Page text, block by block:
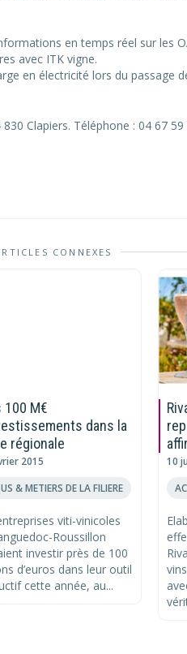
en temps réel sur les
avec ITK vigne.
en électricité lors du passage
Clapiers. Téléphone : 04 67 59
CONNEXES
100 M€
dans la
régionale
2015
& METIERS DE LA FILIERE
viti-vinicoles
Roussillon
investir près de 100
d’euros dans leur outil
cette année, au...
10